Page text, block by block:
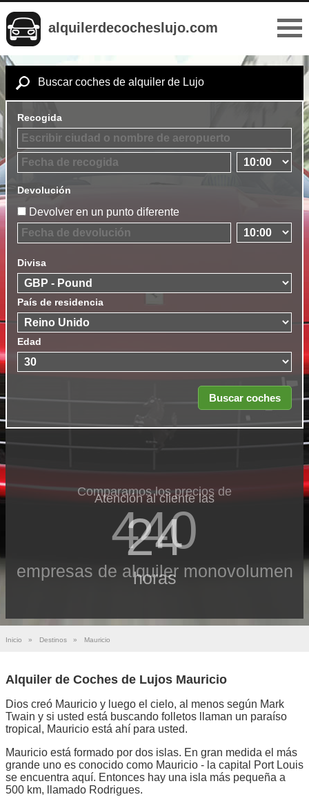
alquilerdecocheslujo.com
Buscar coches de alquiler de Lujo
Recogida
Devolución
Devolver en un punto diferente
Divisa
País de residencia
Edad
Comparamos los precios de
440
empresas de alquiler monovolumen
Atención al cliente las
24
horas
Inicio » Destinos » Mauricio
Alquiler de Coches de Lujos Mauricio
Dios creó Mauricio y luego el cielo, al menos según Mark
Twain y si usted está buscando folletos llaman un paraíso
tropical, Mauricio está ahí para usted.
Mauricio está formado por dos islas. En gran medida el más
grande uno es conocido como Mauricio - la capital Port Louis
se encuentra aquí. Entonces hay una isla más pequeña a
500 km, llamado Rodrigues.